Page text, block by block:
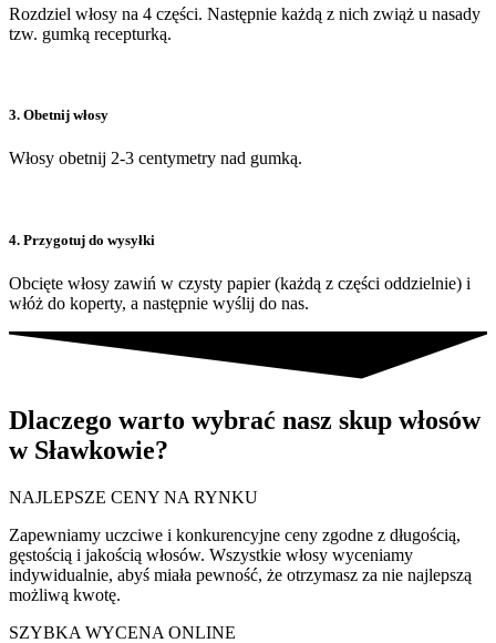
Rozdziel włosy na 4 części. Następnie każdą z nich zwiąż u nasady
tzw. gumką recepturką.
3. Obetnij włosy
Włosy obetnij 2-3 centymetry nad gumką.
4. Przygotuj do wysyłki
Obcięte włosy zawiń w czysty papier (każdą z części oddzielnie) i
włóż do koperty, a następnie wyślij do nas.
Dlaczego warto wybrać nasz skup włosów
w Sławkowie?
NAJLEPSZE CENY NA RYNKU
Zapewniamy uczciwe i konkurencyjne ceny zgodne z długością,
gęstością i jakością włosów. Wszystkie włosy wyceniamy
indywidualnie, abyś miała pewność, że otrzymasz za nie najlepszą
możliwą kwotę.
SZYBKA WYCENA ONLINE